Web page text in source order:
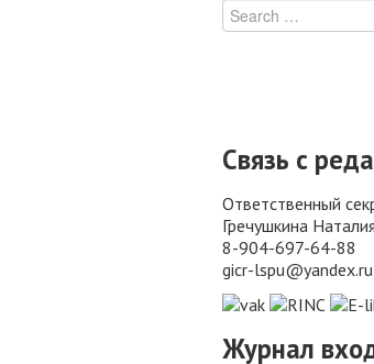
Связь с
Ответственный
Гречушкина
8-904-697-64-88
gicr-lspu@yandex.ru
Журнал